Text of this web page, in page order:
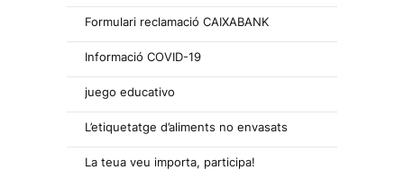
Formulari reclamació CAIXABANK
Informació COVID-19
juego educativo
L’etiquetatge d’aliments no envasats
La teua veu importa, participa!